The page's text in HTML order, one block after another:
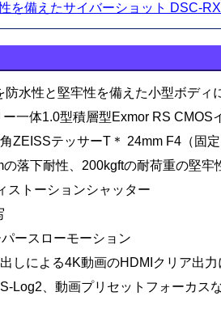
を備えたサイバーショット DSC-
防水性と堅牢性を備えた小型ボディ
一体1.0型積層型Exmor RS CMOS
ZEISSテッサーT＊ 24mm F4（固
落下耐性、200kgftの耐荷重の堅牢
ストーションシャッター
ースローモーション
しによる4K動画のHDMIクリア出力
Log2、動画プリセットフォーカス